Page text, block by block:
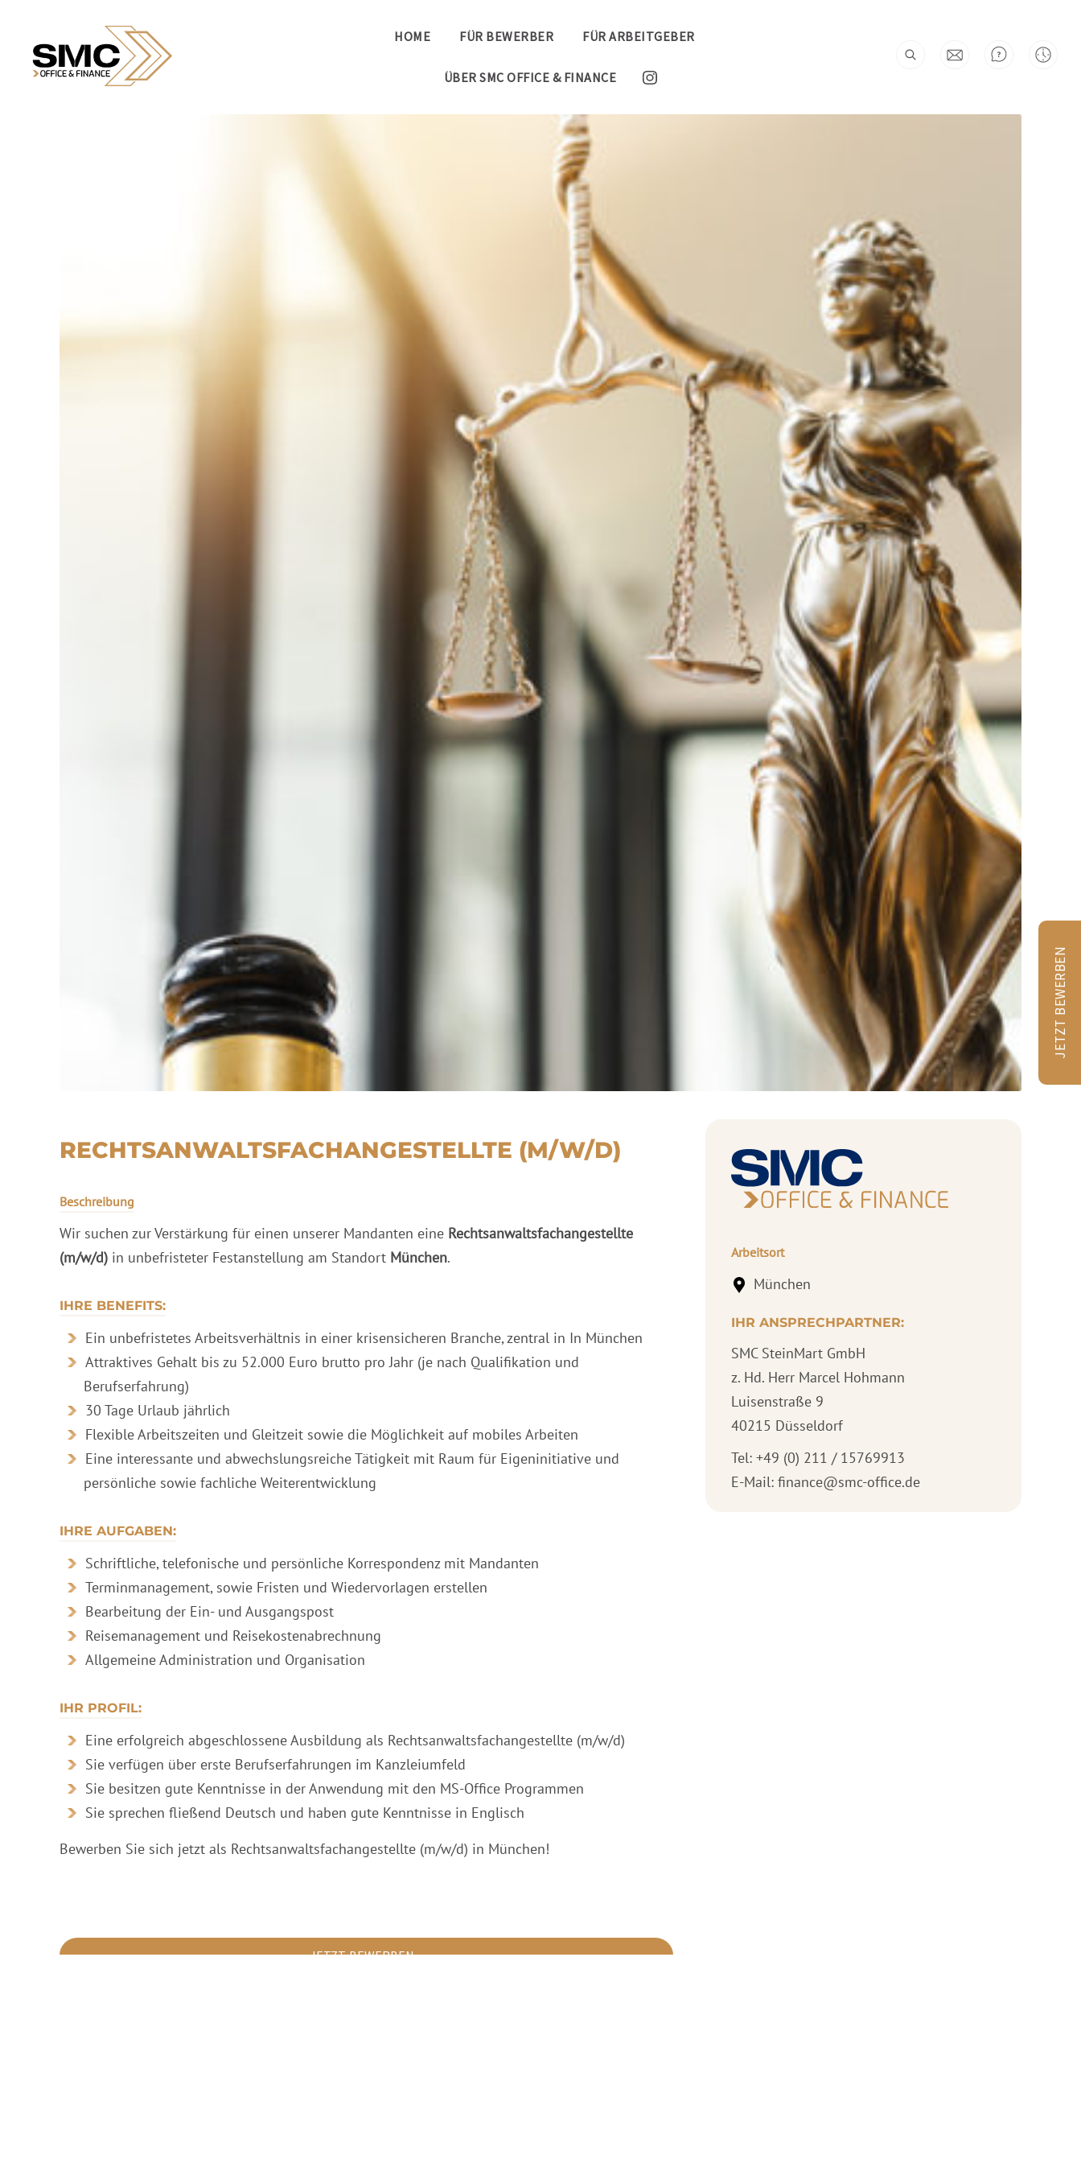
HOME FÜR BEWERBER FÜR ARBEITGEBER
ÜBER SMC OFFICE & FINANCE
RECHTSANWALTSFACHANGESTELLTE (M/W/D)
Beschreibung
Wir suchen zur Verstärkung für einen unserer Mandanten eine Rechtsanwaltsfachangestellte
(m/w/d)in unbefristeter Festanstellung am Standort München.
IHRE BENEFITS:
Ein unbefristetes Arbeitsverhältnis in einer krisensicheren Branche, zentral in In München
Attraktives Gehalt bis zu 52.000 Euro brutto pro Jahr (je nach Qualifikation und
Berufserfahrung)
30 Tage Urlaub jährlich
Flexible Arbeitszeiten und Gleitzeit sowie die Möglichkeit auf mobiles Arbeiten
Eine interessante und abwechslungsreiche Tätigkeit mit Raum für Eigeninitiative und
persönliche sowie fachliche Weiterentwicklung
IHRE AUFGABEN:
Schriftliche, telefonische und persönliche Korrespondenz mit Mandanten
Terminmanagement, sowie Fristen und Wiedervorlagen erstellen
Bearbeitung der Ein- und Ausgangspost
Reisemanagement und Reisekostenabrechnung
Allgemeine Administration und Organisation
IHR PROFIL:
Eine erfolgreich abgeschlossene Ausbildung als Rechtsanwaltsfachangestellte (m/w/d)
Sie verfügen über erste Berufserfahrungen im Kanzleiumfeld
Sie besitzen gute Kenntnisse in der Anwendung mit den MS-Office Programmen
Sie sprechen fließend Deutsch und haben gute Kenntnisse in Englisch
Bewerben Sie sich jetzt als Rechtsanwaltsfachangestellte (m/w/d) in München!
JETZT BEWERBEN
Arbeitsort
München
IHR ANSPRECHPARTNER:
SMC SteinMart GmbH
z. Hd. Herr Marcel Hohmann
Luisenstraße 9
40215 Düsseldorf
Tel: +49 (0) 211 / 15769913
E-Mail: finance@smc-office.de
JETZT BEWERBEN